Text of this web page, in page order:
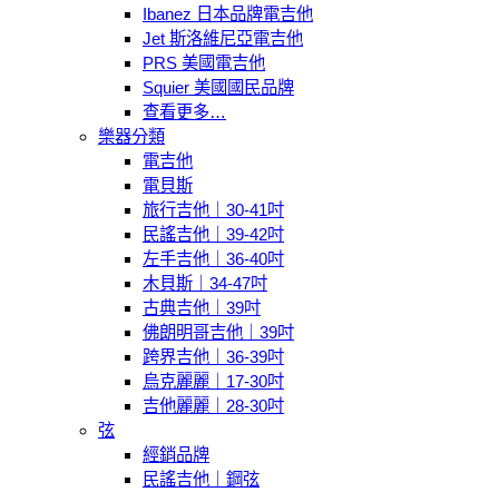
Ibanez 日本品牌電吉他
Jet 斯洛維尼亞電吉他
PRS 美國電吉他
Squier 美國國民品牌
查看更多…
樂器分類
電吉他
電貝斯
旅行吉他｜30-41吋
民謠吉他｜39-42吋
左手吉他｜36-40吋
木貝斯｜34-47吋
古典吉他｜39吋
佛朗明哥吉他｜39吋
跨界吉他｜36-39吋
烏克麗麗｜17-30吋
吉他麗麗｜28-30吋
弦
經銷品牌
民謠吉他｜鋼弦